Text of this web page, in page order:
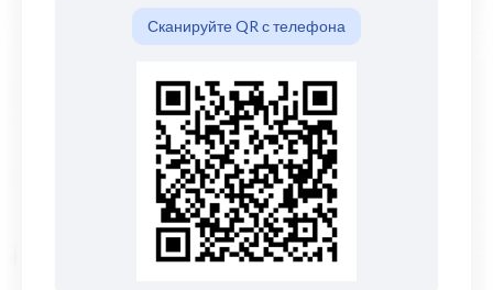
Сканируйте QR с телефона
Нажмите, чтобы увеличить